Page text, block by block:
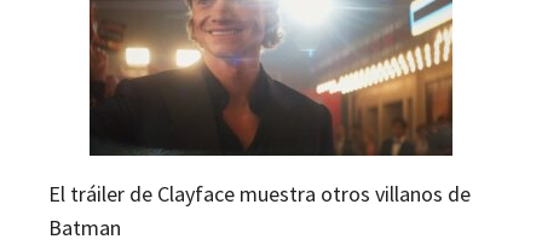
El tráiler de Clayface muestra otros villanos de
Batman